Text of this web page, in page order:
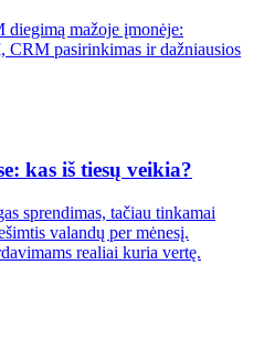
mažoje įmonėje:
CRM pasirinkimas ir dažniausios
kas iš tiesų veikia?
sprendimas, tačiau tinkamai
valandų per mėnesį.
realiai kuria vertę.